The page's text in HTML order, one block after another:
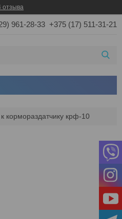
отзыва
961-28-33 +375 (17) 511-31-21
кормораздатчику крф-10